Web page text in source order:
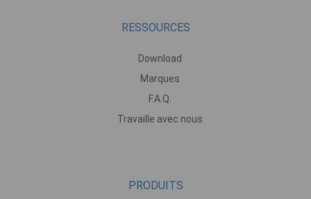
RESSOURCES
Download
Marques
F.A.Q.
Travaille avec nous
PRODUITS